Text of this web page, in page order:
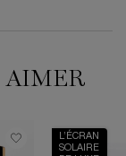
AIMER
L’ÉCRAN
SOLAIRE